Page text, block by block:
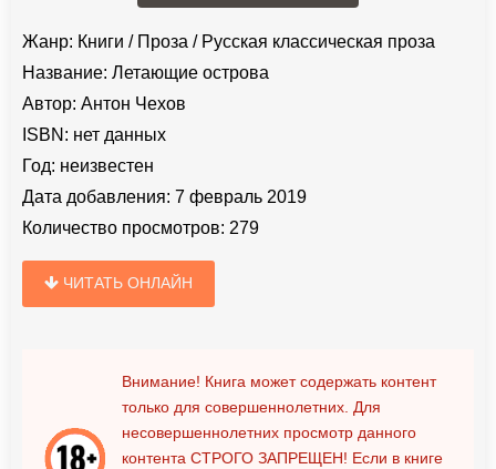
Жанр: Книги / Проза / Русская классическая проза
Название: Летающие острова
Автор: Антон Чехов
ISBN: нет данных
Год: неизвестен
Дата добавления: 7 февраль 2019
Количество просмотров: 279
ЧИТАТЬ ОНЛАЙН
Внимание! Книга может содержать контент
только для совершеннолетних. Для
несовершеннолетних просмотр данного
контента СТРОГО ЗАПРЕЩЕН! Если в книге